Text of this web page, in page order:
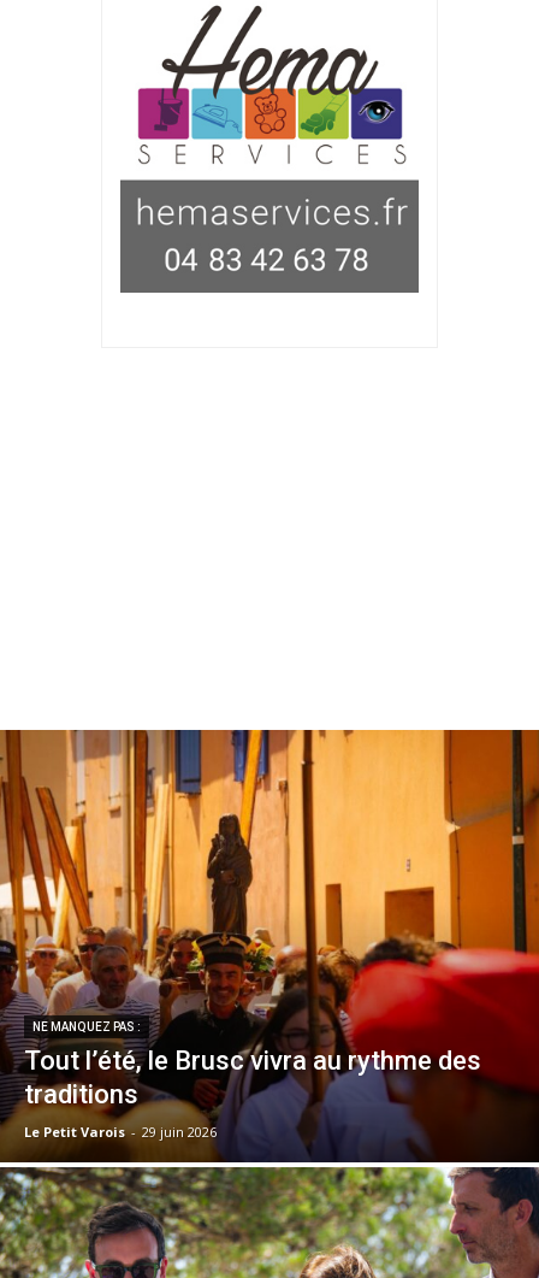
NE MANQUEZ PAS :
Tout l’été, le Brusc vivra au rythme des
traditions
Le Petit Varois - 29 juin 2026